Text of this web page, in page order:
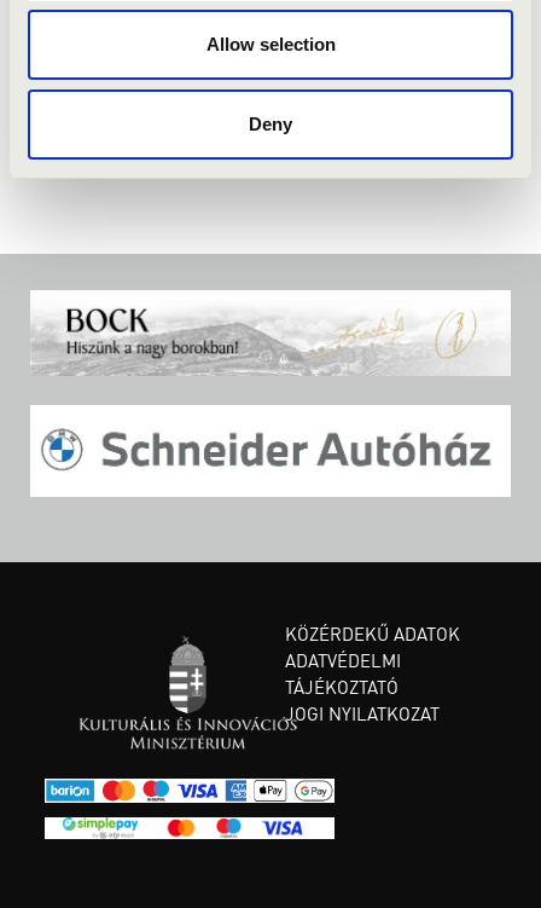
Allow selection
Deny
KÖZÉRDEKŰ ADATOK
ADATVÉDELMI
TÁJÉKOZTATÓ
JOGI NYILATKOZAT